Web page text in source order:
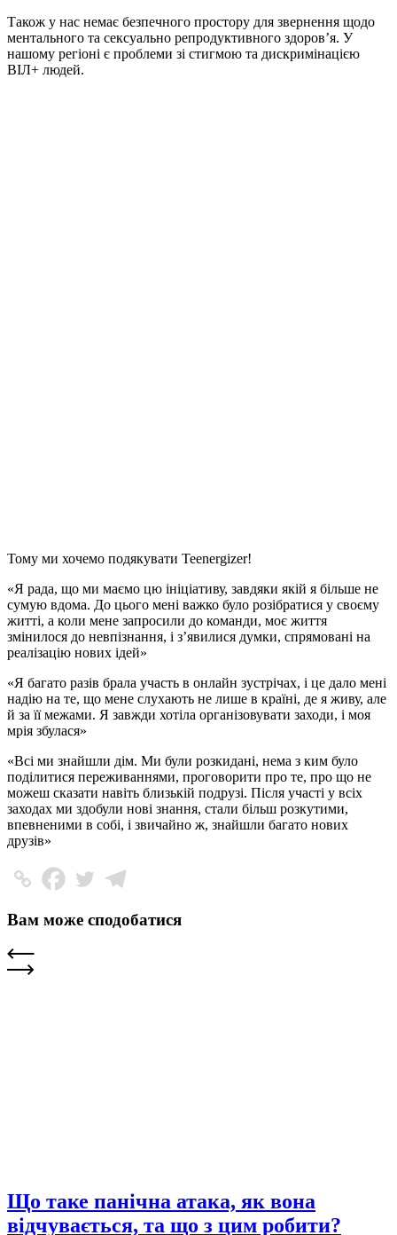
Також у нас немає безпечного простору для звернення щодо
ментального та сексуально репродуктивного здоров’я. У
нашому регіоні є проблеми зі стигмою та дискримінацією
ВІЛ+ людей.
Тому ми хочемо подякувати Teenergizer!
«Я рада, що ми маємо цю ініціативу, завдяки якій я більше не
сумую вдома. До цього мені важко було розібратися у своєму
житті, а коли мене запросили до команди, моє життя
змінилося до невпізнання, і з’явилися думки, спрямовані на
реалізацію нових ідей»
«Я багато разів брала участь в онлайн зустрічах, і це дало мені
надію на те, що мене слухають не лише в країні, де я живу, але
й за її межами. Я завжди хотіла організовувати заходи, і моя
мрія збулася»
«Всі ми знайшли дім. Ми були розкидані, нема з ким було
поділитися переживаннями, проговорити про те, про що не
можеш сказати навіть близькій подрузі. Після участі у всіх
заходах ми здобули нові знання, стали більш розкутими,
впевненими в собі, і звичайно ж, знайшли багато нових
друзів»
Вам може сподобатися
Що таке панічна атака, як вона
відчувається, та що з цим робити?